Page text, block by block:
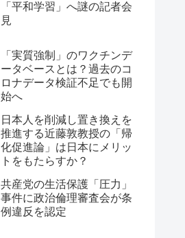
「平和学習」へ謎の記者会
見
「実質強制」のワクチンデ
ータベースとは？過去のコ
ロナデータ検証不足でも開
始へ
日本人を削減し置き換えを
推進する近藤敦教授の「帰
化促進論」は日本にメリッ
トをもたらすか？
共産党の生活保護「圧力」
事件に政治倫理審査会が条
例違反を認定